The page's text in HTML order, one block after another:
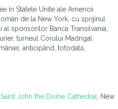
în Statele Unite ale Americii
de la New York, cu sprijinul
sponsorilor Banca Transilvania,
turneul Corului Madrigal
anticipând, totodată,
Saint John the Divine Cathedral
, New